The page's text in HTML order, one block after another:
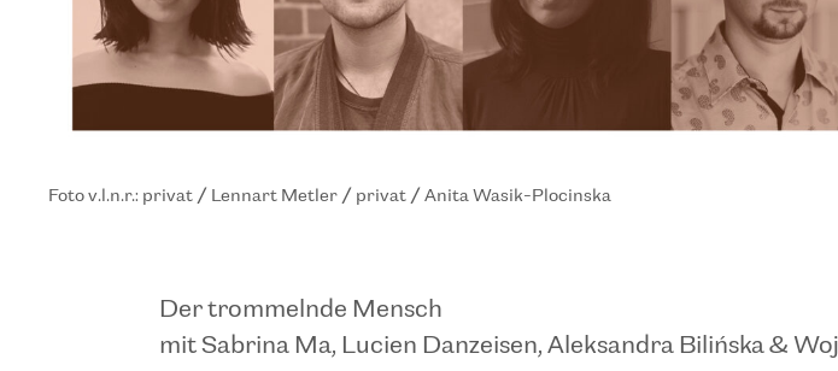
Foto v.l.n.r.: privat / Lennart Metler / privat / Anita Wasik-Plocinska
Der trommelnde Mensch
mit Sabrina Ma, Lucien Danzeisen, Aleksandra Bilińska &